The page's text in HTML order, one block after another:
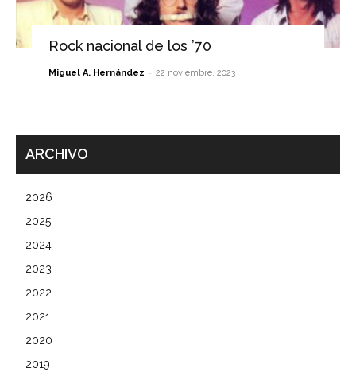
Rock nacional de los ’70
Miguel A. Hernández - 22 noviembre, 2023
ARCHIVO
2026
2025
2024
2023
2022
2021
2020
2019